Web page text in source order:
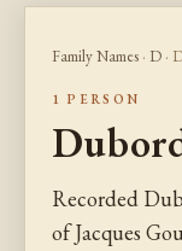
Family Names · D ·
1 PERSON
Recorded
of Jacques